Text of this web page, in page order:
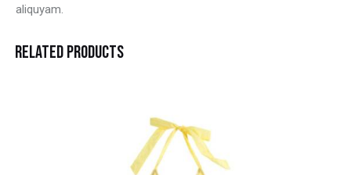
aliquyam.
RELATED PRODUCTS